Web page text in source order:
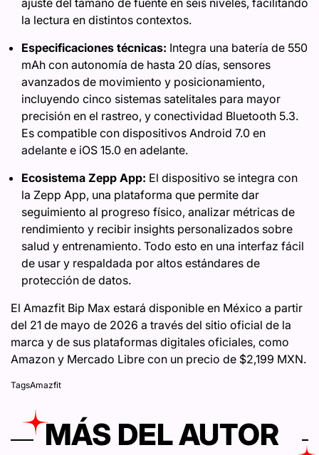
ajuste del tamaño de fuente en seis niveles, facilitando
la lectura en distintos contextos.
Especificaciones técnicas: Integra una batería de 550
mAh con autonomía de hasta 20 días, sensores
avanzados de movimiento y posicionamiento,
incluyendo cinco sistemas satelitales para mayor
precisión en el rastreo, y conectividad Bluetooth 5.3.
Es compatible con dispositivos Android 7.0 en
adelante e iOS 15.0 en adelante.
Ecosistema Zepp App: El dispositivo se integra con
la Zepp App, una plataforma que permite dar
seguimiento al progreso físico, analizar métricas de
rendimiento y recibir insights personalizados sobre
salud y entrenamiento. Todo esto en una interfaz fácil
de usar y respaldada por altos estándares de
protección de datos.
El Amazfit Bip Max estará disponible en México a partir
del 21 de mayo de 2026 a través del sitio oficial de la
marca y de sus plataformas digitales oficiales, como
Amazon y Mercado Libre con un precio de $2,199 MXN.
TagsAmazfit
MÁS DEL AUTOR